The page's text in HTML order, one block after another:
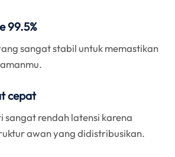
99.5%
sangat stabil untuk memastikan
cepat
sangat rendah latensi karena
awan yang didistribusikan.